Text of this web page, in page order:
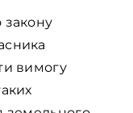
вимогу